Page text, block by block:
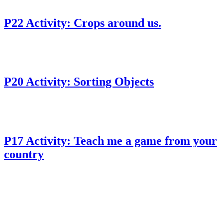
P22 Activity: Crops around us.
P20 Activity: Sorting Objects
P17 Activity: Teach me a game from your
country